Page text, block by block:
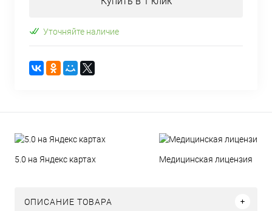
Уточняйте наличие
5.0 на Яндекс картах Медицинская лицензия
ОПИСАНИЕ ТОВАРА